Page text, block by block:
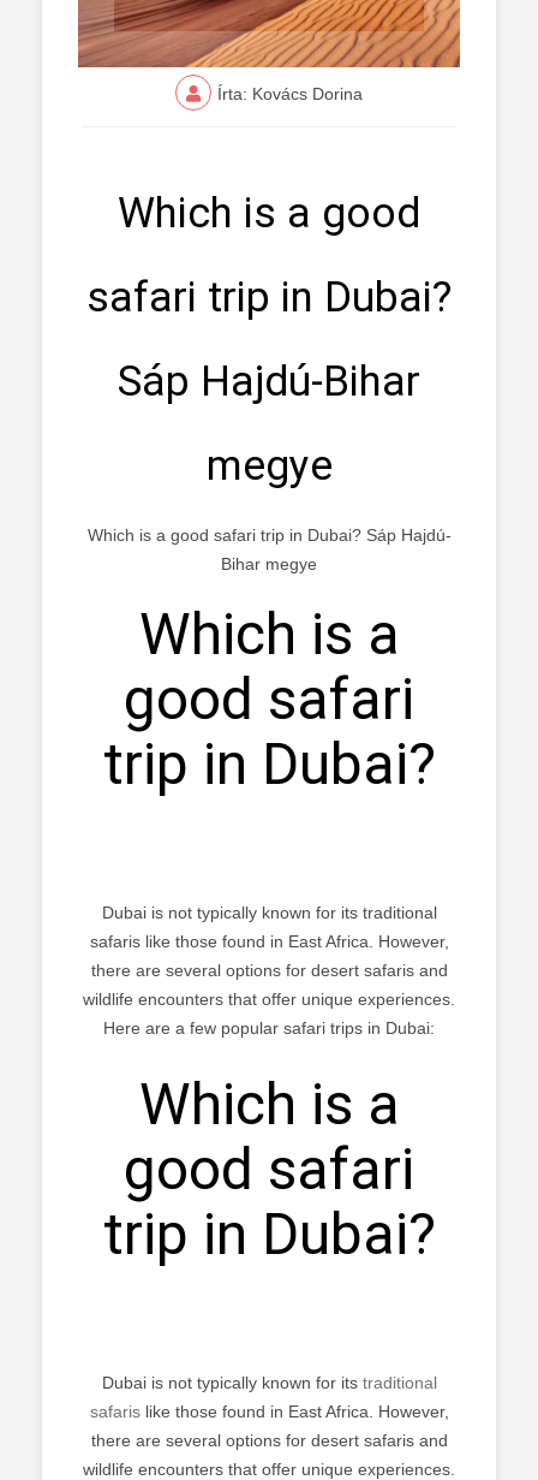
Írta: Kovács Dorina
Which is a good
safari trip in Dubai?
Sáp Hajdú-Bihar
megye
Which is a good safari trip in Dubai? Sáp Hajdú-
Bihar megye
Which is a
good safari
trip in Dubai?
Dubai is not typically known for its traditional
safaris like those found in East Africa. However,
there are several options for desert safaris and
wildlife encounters that offer unique experiences.
Here are a few popular safari trips in Dubai:
Which is a
good safari
trip in Dubai?
Dubai is not typically known for its traditional
safarislike those found in East Africa. However,
there are several options for desert safaris and
wildlife encounters that offer unique experiences.